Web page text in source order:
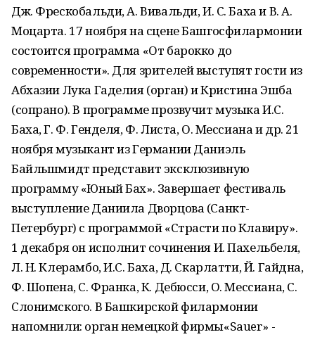
Дж. Фрескобальди, А. Вивальди, И. С. Баха и В. А.
Моцарта. 17 ноября на сцене Башгосфилармонии
состоится программа «От барокко до
современности». Для зрителей выступят гости из
Абхазии Лука Гаделия (орган) и Кристина Эшба
(сопрано). В программе прозвучит музыка И.С.
Баха, Г. Ф. Генделя, Ф. Листа, О. Мессиана и др. 21
ноября музыкант из Германии Даниэль
Байльшмидт представит эксклюзивную
программу «Юный Бах». Завершает фестиваль
выступление Даниила Дворцова (Санкт-
Петербург) с программой «Страсти по Клавиру».
1 декабря он исполнит сочинения И. Пахельбеля,
Л. Н. Клерамбо, И.С. Баха, Д. Скарлатти, Й. Гайдна,
Ф. Шопена, С. Франка, К. Дебюсси, О. Мессиана, С.
Слонимского. В Башкирской филармонии
напомнили: орган немецкой фирмы«Sauer» -